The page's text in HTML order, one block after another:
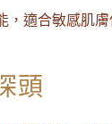
，適合敏感肌膚
頭